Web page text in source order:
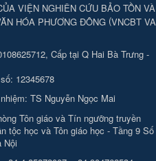
VIỆN NGHIÊN CỨU BẢO TỒN VÀ
HÓA PHƯƠNG ĐÔNG (VNCBT VA
Cấp tại Q Hai Bà Trưng -
12345678
TS Nguyễn Ngọc Mai
Tôn giáo và Tín ngưỡng truyền
tộc học và Tôn giáo học - Tầng 9 Số
Nội